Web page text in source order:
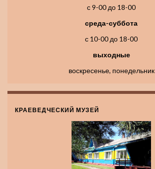
с 9-00 до 18-00
среда-суббота
с 10-00 до 18-00
выходные
воскресенье, понедельник
КРАЕВЕДЧЕСКИЙ МУЗЕЙ